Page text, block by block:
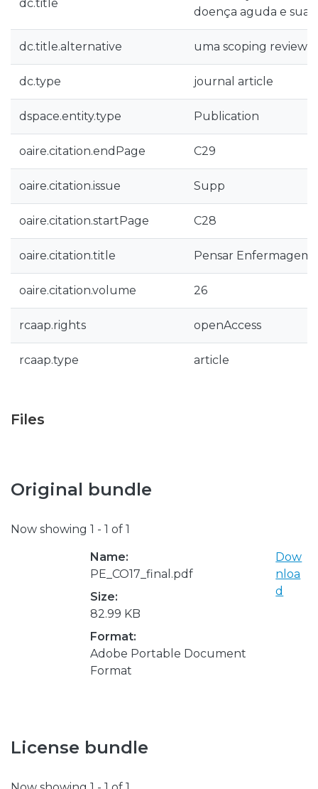
dc.title
doença aguda e sua
dc.title.alternative uma scoping review
dc.type journal article
dspace.entity.type Publication
oaire.citation.endPage C29
oaire.citation.issue Supp
oaire.citation.startPage C28
oaire.citation.title Pensar Enfermagem
oaire.citation.volume 26
rcaap.rights openAccess
rcaap.type article
Files
Original bundle
Now showing 1 - 1 of 1
Name:
PE_CO17_final.pdf
Size:
82.99 KB
Format:
Adobe Portable Document
Format
Dow
nloa
d
License bundle